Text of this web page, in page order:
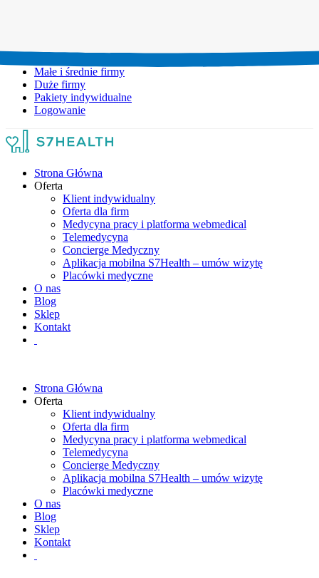
Małe i średnie firmy
Duże firmy
Pakiety indywidualne
Logowanie
Strona Główna
Oferta
Klient indywidualny
Oferta dla firm
Medycyna pracy i platforma webmedical
Telemedycyna
Concierge Medyczny
Aplikacja mobilna S7Health – umów wizytę
Placówki medyczne
O nas
Blog
Sklep
Kontakt
Strona Główna
Oferta
Klient indywidualny
Oferta dla firm
Medycyna pracy i platforma webmedical
Telemedycyna
Concierge Medyczny
Aplikacja mobilna S7Health – umów wizytę
Placówki medyczne
O nas
Blog
Sklep
Kontakt